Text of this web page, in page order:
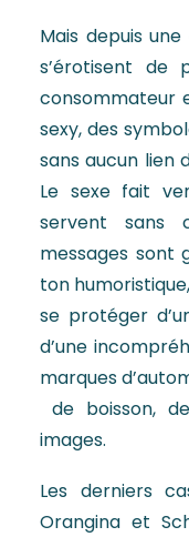
Mais depuis
s’érotisent
consommateur
sexy, des
sans aucun lien
Le sexe fait
servent sans
messages sont
ton
se protéger
d’une
marques
de boisson,
images.
Les derniers
Orangina et